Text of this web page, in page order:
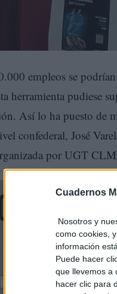
Cuadernos
Nosotros y
como cookies,
información
Puede hacer
que llevemos a
hacer clic para
empleos se
herramienta pudiese
Así lo ha puesto de
confederal, José
por UGT